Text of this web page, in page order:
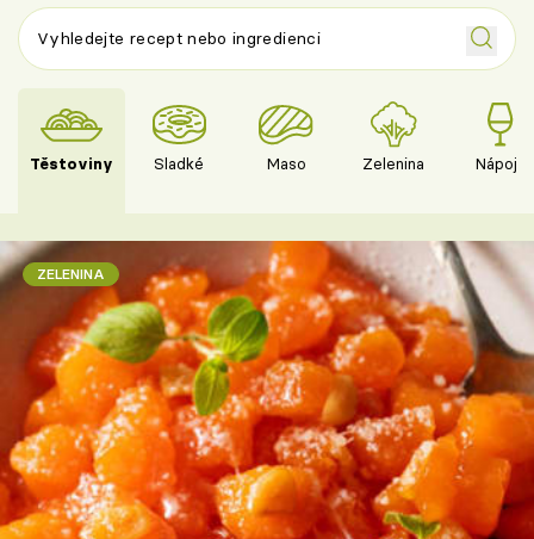
Těstoviny Sladké Maso Zelenina Nápoje
ZELENINA